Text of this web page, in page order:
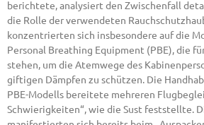
berichtete, analysiert den Zwischenfall
die Rolle der verwendeten
konzentrierten sich insbesondere auf die
Personal Breathing Equipment (PBE), die
stehen, um die Atemwege des
giftigen Dämpfen zu schützen. Die
PBE-Modells bereitete mehreren
Schwierigkeiten“, wie die Sust feststellte.